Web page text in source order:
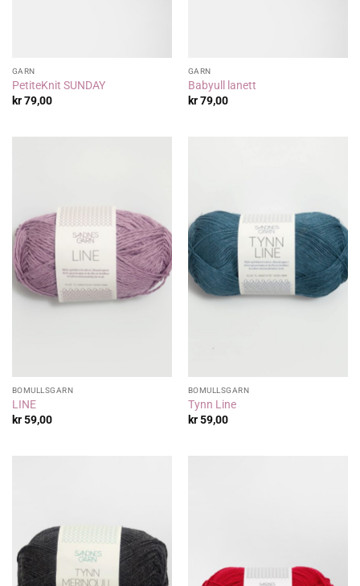
GARN
PetiteKnit SUNDAY
kr79,00
GARN
Babyull lanett
kr79,00
BOMULLSGARN
LINE
kr59,00
BOMULLSGARN
Tynn Line
kr59,00